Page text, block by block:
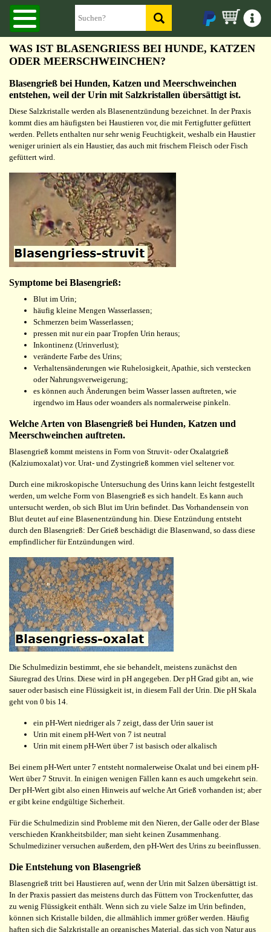
WAS IST BLASENGRIESS BEI HUNDE, KATZEN
ODER MEERSCHWEINCHEN?
Blasengrieß bei Hunden, Katzen und Meerschweinchen
entstehen, weil der Urin mit Salzkristallen übersättigt ist.
Diese Salzkristalle werden als Blasenentzündung bezeichnet. In der Praxis
kommt dies am häufigsten bei Haustieren vor, die mit Fertigfutter gefüttert
werden. Pellets enthalten nur sehr wenig Feuchtigkeit, weshalb ein Haustier
weniger uriniert als ein Haustier, das auch mit frischem Fleisch oder Fisch
gefüttert wird.
Symptome bei Blasengrieß:
Blut im Urin;
häufig kleine Mengen Wasserlassen;
Schmerzen beim Wasserlassen;
pressen mit nur ein paar Tropfen Urin heraus;
Inkontinenz (Urinverlust);
veränderte Farbe des Urins;
Verhaltensänderungen wie Ruhelosigkeit, Apathie, sich verstecken
oder Nahrungsverweigerung;
es können auch Änderungen beim Wasser lassen auftreten, wie
irgendwo im Haus oder woanders als normalerweise pinkeln.
Welche Arten von Blasengrieß bei Hunden, Katzen und
Meerschweinchen auftreten.
Blasengrieß kommt meistens in Form von Struvit- oder Oxalatgrieß
(Kalziumoxalat) vor. Urat- und Zystingrieß kommen viel seltener vor.
Durch eine mikroskopische Untersuchung des Urins kann leicht festgestellt
werden, um welche Form von Blasengrieß es sich handelt. Es kann auch
untersucht werden, ob sich Blut im Urin befindet. Das Vorhandensein von
Blut deutet auf eine Blasenentzündung hin. Diese Entzündung entsteht
durch den Blasengrieß: Der Grieß beschädigt die Blasenwand, so dass diese
empfindlicher für Entzündungen wird.
Die Schulmedizin bestimmt, ehe sie behandelt, meistens zunächst den
Säuregrad des Urins. Diese wird in pH angegeben. Der pH Grad gibt an, wie
sauer oder basisch eine Flüssigkeit ist, in diesem Fall der Urin. Die pH Skala
geht von 0 bis 14.
ein pH-Wert niedriger als 7 zeigt, dass der Urin sauer ist
Urin mit einem pH-Wert von 7 ist neutral
Urin mit einem pH-Wert über 7 ist basisch oder alkalisch
Bei einem pH-Wert unter 7 entsteht normalerweise Oxalat und bei einem pH-
Wert über 7 Struvit. In einigen wenigen Fällen kann es auch umgekehrt sein.
Der pH-Wert gibt also einen Hinweis auf welche Art Grieß vorhanden ist; aber
er gibt keine endgültige Sicherheit.
Für die Schulmedizin sind Probleme mit den Nieren, der Galle oder der Blase
verschieden Krankheitsbilder; man sieht keinen Zusammenhang.
Schulmediziner versuchen außerdem, den pH-Wert des Urins zu beeinflussen.
Die Entstehung von Blasengrieß
Blasengrieß tritt bei Haustieren auf, wenn der Urin mit Salzen übersättigt ist.
In der Praxis passiert das meistens durch das Füttern von Trockenfutter, das
zu wenig Flüssigkeit enthält. Wenn sich zu viele Salze im Urin befinden,
können sich Kristalle bilden, die allmählich immer größer werden. Häufig
haften sich die Salzkristalle an organisches Material, das sich von Natur aus